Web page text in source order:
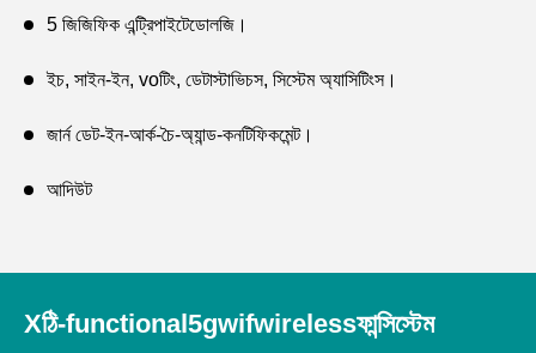
5 জিজিফিক এন্ট্রিপাইটেডোলজি।
ইচ, সাইন-ইন, voটিং, ডেটাস্টাভিচস, সিস্টেম অ্যাসিটিংস।
জার্ন ডেট-ইন-আর্ক-চৈ-অ্যান্ড-কনটিফিকমেন্ট।
আদিউট
Xঠি-functional5gwifwirelessফান্সিস্টেম